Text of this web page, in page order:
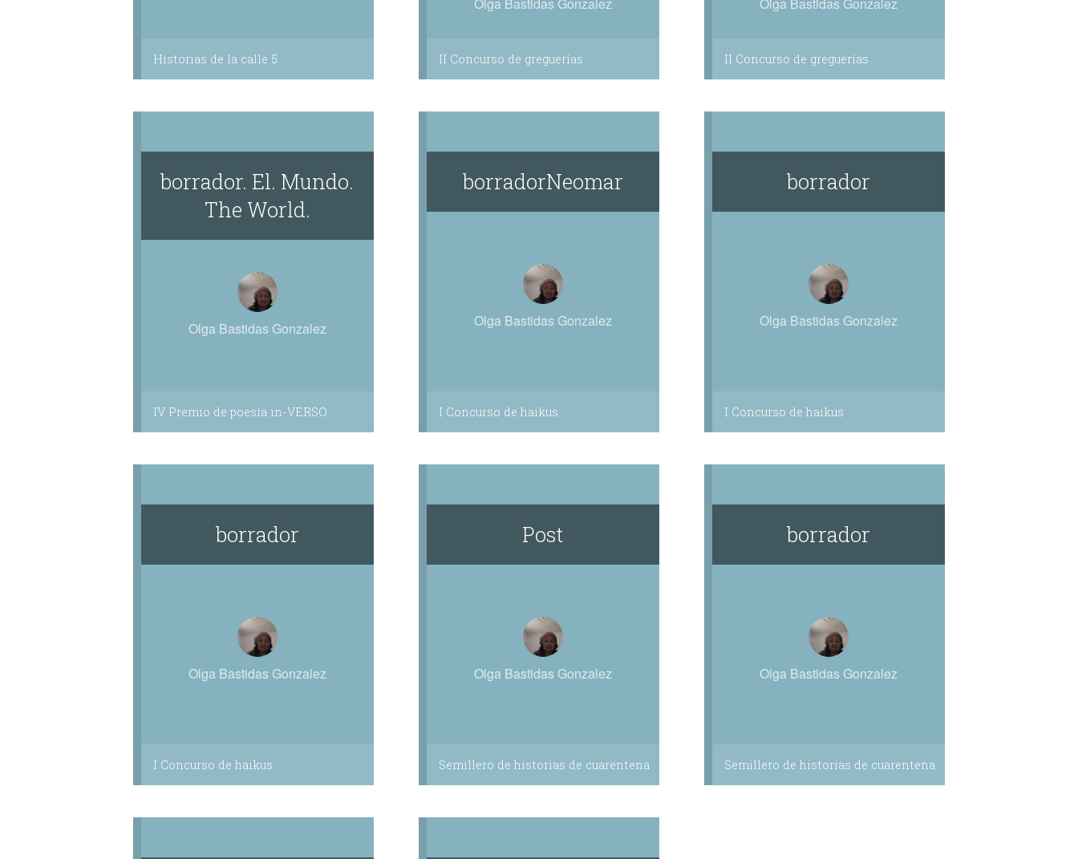
Historias de la calle 5 II Concurso de greguerías II Concurso de greguerías
borrador. El. Mundo.
The World.
Olga Bastidas Gonzalez
IV Premio de poesía in-VERSO
borradorNeomar
Olga Bastidas Gonzalez
I Concurso de haikus
borrador
Olga Bastidas Gonzalez
I Concurso de haikus
borrador
Olga Bastidas Gonzalez
I Concurso de haikus
Post
Olga Bastidas Gonzalez
Semillero de historias de cuarentena
borrador
Olga Bastidas Gonzalez
Semillero de historias de cuarentena